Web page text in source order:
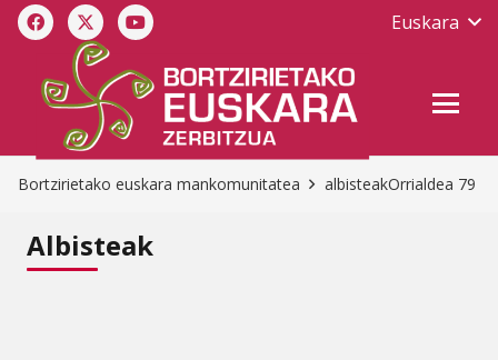
Euskara
Bortzirietako euskara mankomunitatea albisteakOrrialdea 79
Albisteak